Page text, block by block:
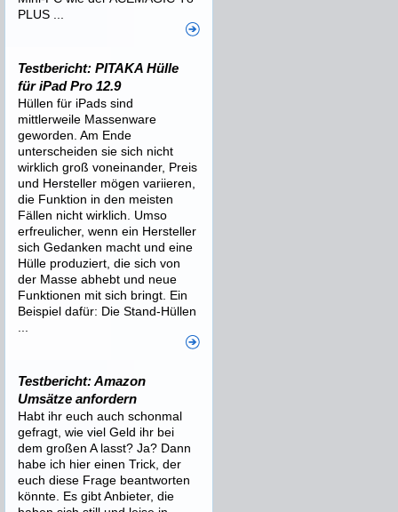
PLUS ...
Testbericht: PITAKA Hülle
für iPad Pro 12.9
Hüllen für iPads sind
mittlerweile Massenware
geworden. Am Ende
unterscheiden sie sich nicht
wirklich groß voneinander, Preis
und Hersteller mögen variieren,
die Funktion in den meisten
Fällen nicht wirklich. Umso
erfreulicher, wenn ein Hersteller
sich Gedanken macht und eine
Hülle produziert, die sich von
der Masse abhebt und neue
Funktionen mit sich bringt. Ein
Beispiel dafür: Die Stand-Hüllen
Testbericht: Amazon
Umsätze anfordern
Habt ihr euch auch schonmal
gefragt, wie viel Geld ihr bei
dem großen A lasst? Ja? Dann
habe ich hier einen Trick, der
euch diese Frage beantworten
könnte. Es gibt Anbieter, die